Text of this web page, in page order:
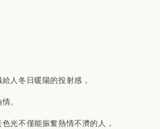
人冬日暖陽的投射感，
。
光不僅能振奮熱情不濟的人，